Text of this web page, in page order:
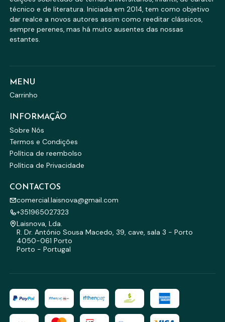
técnico e de literatura. Iniciada em 2014, tem como objetivo
dar realce a novos autores assim como reeditar clássicos,
sempre perenes, mas há muito ausentes das nossas
estantes.
MENU
Carrinho
INFORMAÇÃO
Sobre Nós
Termos e Condições
Política de reembolso
Política de Privacidade
CONTACTOS
comercial.laisnova@gmail.com
+351965027323
Laisnova, Lda.
R. Dr. António Sousa Macedo, 39, cave, sala 3 - Porto
4050-061 Porto
Porto - Portugal